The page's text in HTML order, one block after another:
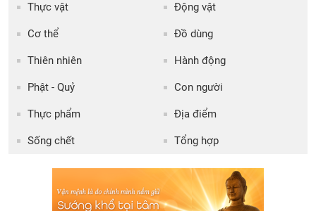
Thực vật Động vật
Cơ thể Đồ dùng
Thiên nhiên Hành động
Phật - Quỷ Con người
Thực phẩm Địa điểm
Sống chết Tổng hợp